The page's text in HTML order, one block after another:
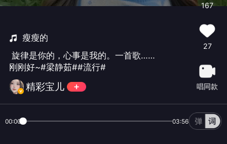
瘦瘦的
旋律是你的，心事是我的。一首歌……
刚刚好~#梁静茹##流行#
精彩宝儿
167
27
唱同款
00:00 03:56